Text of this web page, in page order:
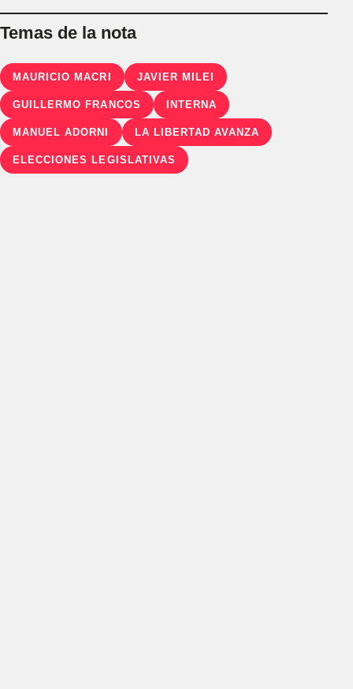
Temas de la nota
MAURICIO MACRI JAVIER MILEI
GUILLERMO FRANCOS INTERNA
MANUEL ADORNI LA LIBERTAD AVANZA
ELECCIONES LEGISLATIVAS